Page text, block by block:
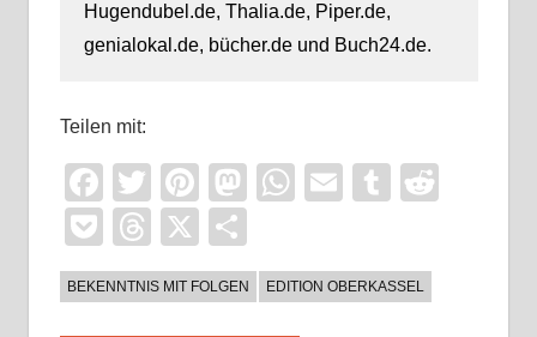
Hugendubel.de, Thalia.de, Piper.de,
genialokal.de, bücher.de und Buch24.de.
Teilen mit:
Facebook
TwitterPinterest
Mastodon
WhatsApp
EmailTumblr
PocketThreads
X
BEKENNTNIS MIT FOLGEN EDITION OBERKASSEL